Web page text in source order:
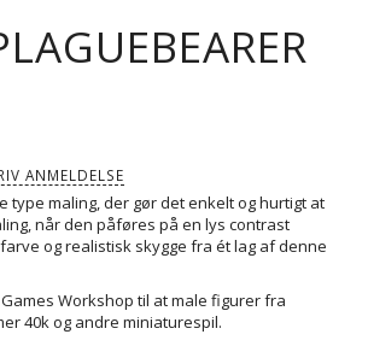
ANMELDELSE
maling, der gør det enkelt og hurtigt at
når den påføres på en lys contrast
og realistisk skygge fra ét lag af denne
Workshop til at male figurer fra
40k og andre miniaturespil.